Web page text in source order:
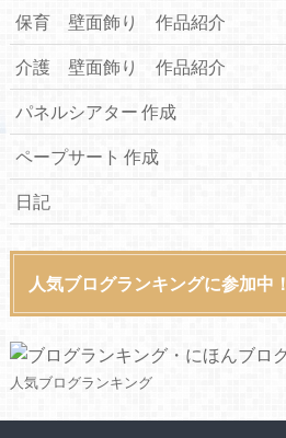
保育 壁面飾り 作品紹介
介護 壁面飾り 作品紹介
パネルシアター 作成
ペープサート 作成
日記
人気ブログランキングに参加中！
人気ブログランキング